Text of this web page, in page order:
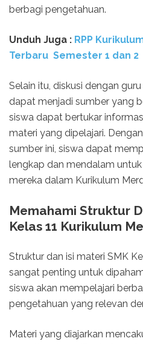
berbagi pengetahuan.
Unduh Juga : RPP
Terbaru Semester 1 dan 2
Selain itu, diskusi dengan
dapat menjadi sumber yang
siswa dapat bertukar
materi yang dipelajari.
sumber ini, siswa dapat
lengkap dan mendalam
mereka dalam Kurikulum
Memahami Struktur
Kelas 11 Kurikulum
Struktur dan isi materi SMK
sangat penting untuk
siswa akan mempelajari
pengetahuan yang relevan
Materi yang diajarkan